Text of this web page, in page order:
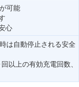
可能
心
は自動停止される安全
以上の有効充電回数、